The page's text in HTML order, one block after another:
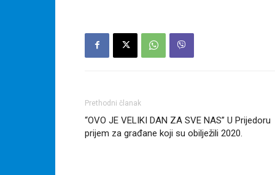
Prethodni članak
“OVO JE VELIKI DAN ZA SVE NAS” U Prijedoru
prijem za građane koji su obilježili 2020.